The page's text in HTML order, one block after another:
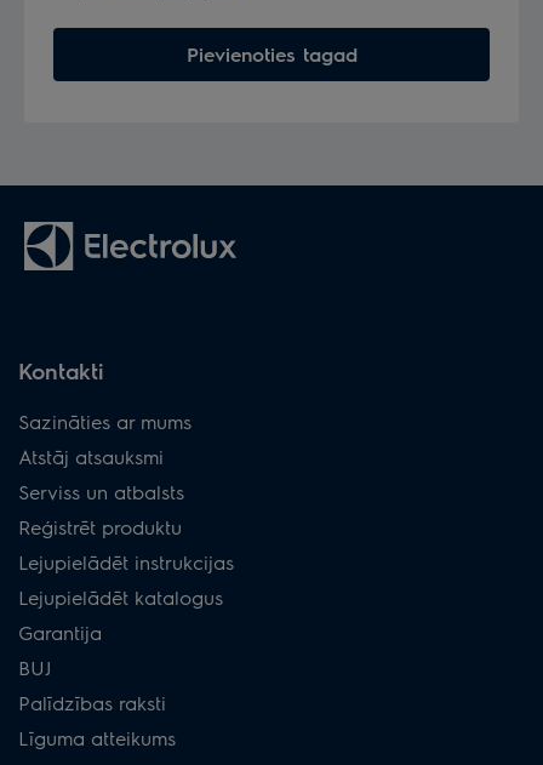
Pievienoties tagad
Kontakti
Sazināties ar mums
Atstāj atsauksmi
Serviss un atbalsts
Reģistrēt produktu
Lejupielādēt instrukcijas
Lejupielādēt katalogus
Garantija
BUJ
Palīdzības raksti
Līguma atteikums